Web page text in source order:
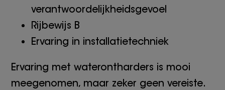
verantwoordelijkheidsgevoel
Rijbewijs B
Ervaring in installatietechniek
Ervaring met waterontharders is mooi
meegenomen, maar zeker geen vereiste.